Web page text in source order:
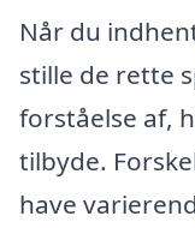
Når du
stille de rette
forståelse af,
tilbyde.
have